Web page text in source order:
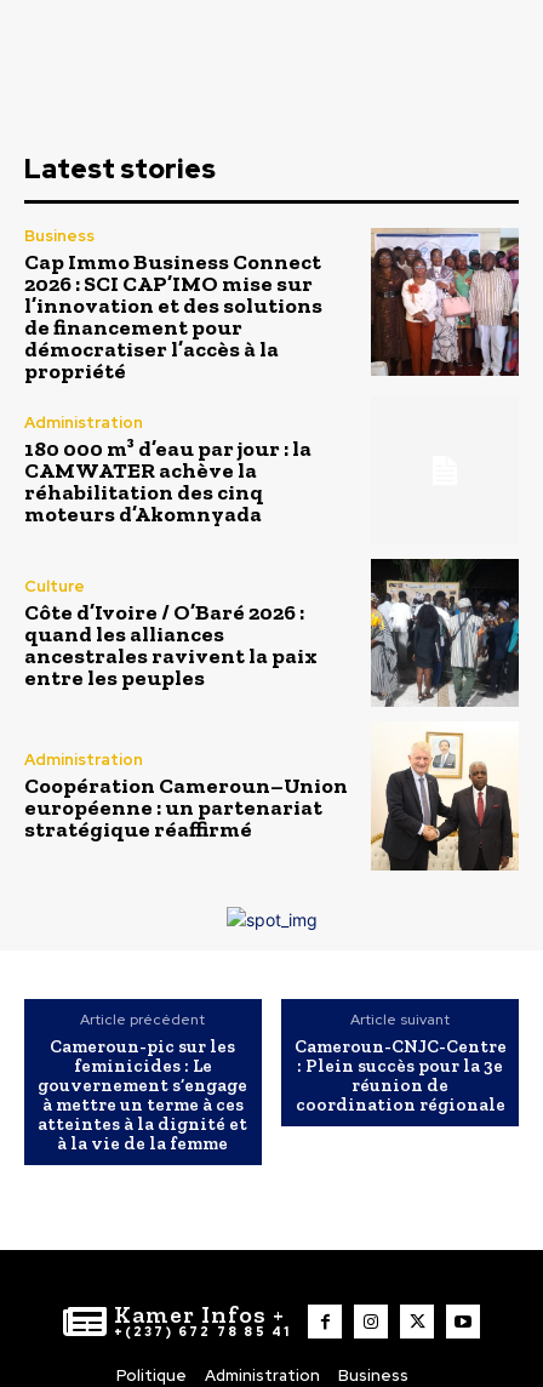
Latest stories
Business
Cap Immo Business Connect
2026 : SCI CAP’IMO mise sur
l’innovation et des solutions
de financement pour
démocratiser l’accès à la
propriété
Administration
180 000 m³ d’eau par jour : la
CAMWATER achève la
réhabilitation des cinq
moteurs d’Akomnyada
Culture
Côte d’Ivoire / O’Baré 2026 :
quand les alliances
ancestrales ravivent la paix
entre les peuples
Administration
Coopération Cameroun–Union
européenne : un partenariat
stratégique réaffirmé
Article précédent
Cameroun-pic sur les
feminicides : Le
gouvernement s’engage
à mettre un terme à ces
atteintes à la dignité et
à la vie de la femme
Article suivant
Cameroun-CNJC-Centre
: Plein succès pour la 3e
réunion de
coordination régionale
Kamer Infos +
+(237) 672 78 85 41
Politique Administration
Business